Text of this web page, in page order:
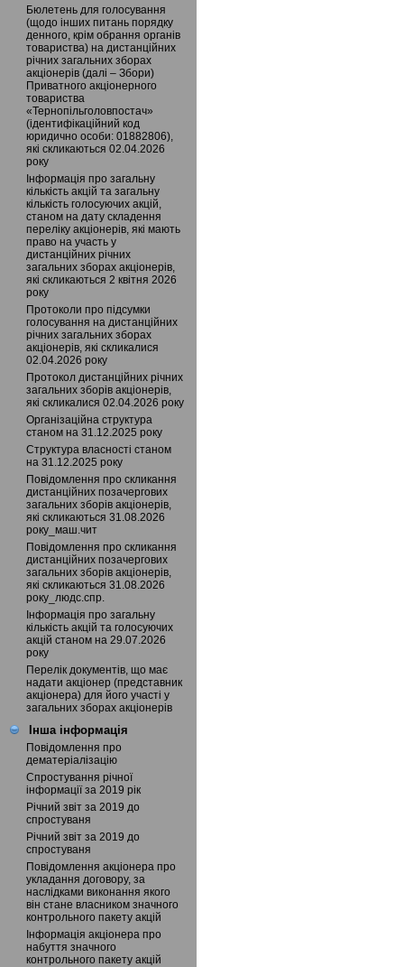
Бюлетень для голосування
(щодо інших питань порядку
денного, крім обрання органів
товариства) на дистанційних
річних загальних зборах
акціонерів (далі – Збори)
Приватного акціонерного
товариства
«Тернопільголовпостач»
(ідентифікаційний код
юридично особи: 01882806),
які скликаються 02.04.2026
року
Інформація про загальну
кількість акцій та загальну
кількість голосуючих акцій,
станом на дату складення
переліку акціонерів, які мають
право на участь у
дистанційних річних
загальних зборах акціонерів,
які скликаються 2 квітня 2026
року
Протоколи про підсумки
голосування на дистанційних
річних загальних зборах
акціонерів, які скликалися
02.04.2026 року
Протокол дистанційних річних
загальних зборів акціонерів,
які скликалися 02.04.2026 року
Організаційна структура
станом на 31.12.2025 року
Структура власності станом
на 31.12.2025 року
Повідомлення про скликання
дистанційних позачергових
загальних зборів акціонерів,
які скликаються 31.08.2026
року_маш.чит
Повідомлення про скликання
дистанційних позачергових
загальних зборів акціонерів,
які скликаються 31.08.2026
року_людс.спр.
Інформація про загальну
кількість акцій та голосуючих
акцій станом на 29.07.2026
року
Перелік документів, що має
надати акціонер (представник
акціонера) для його участі у
загальних зборах акціонерів
Інша інформація
Повідомлення про
дематеріалізацію
Спростування річної
інформації за 2019 рік
Річний звіт за 2019 до
спростуваня
Річний звіт за 2019 до
спростуваня
Повідомлення акціонера про
укладання договору, за
наслідками виконання якого
він стане власником значного
контрольного пакету акцій
Інформація акціонера про
набуття значного
контрольного пакету акцій